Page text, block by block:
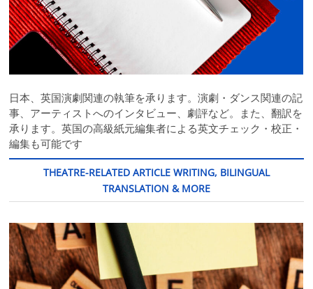
日本、英国演劇関連の執筆を承ります。演劇・ダンス関連の記
事、アーティストへのインタビュー、劇評など。また、翻訳を
承ります。英国の高級紙元編集者による英文チェック・校正・
編集も可能です
THEATRE-RELATED ARTICLE WRITING, BILINGUAL
TRANSLATION & MORE